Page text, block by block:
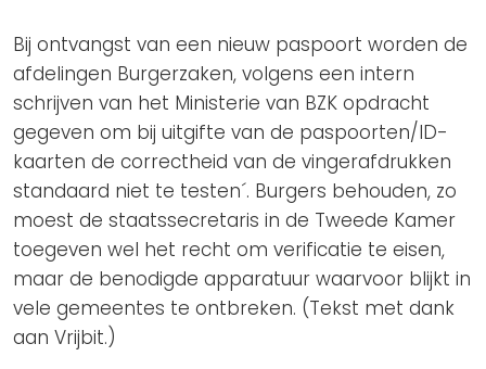
Privacybeleid
ANBI Status
Playlist
Bij ontvangst van een nieuw paspoort worden de
afdelingen Burgerzaken, volgens een intern
schrijven van het Ministerie van BZK opdracht
gegeven om bij uitgifte van de paspoorten/ID-
kaarten de correctheid van de vingerafdrukken
standaard niet te testen´. Burgers behouden, zo
moest de staatssecretaris in de Tweede Kamer
toegeven wel het recht om verificatie te eisen,
maar de benodigde apparatuur waarvoor blijkt in
vele gemeentes te ontbreken. (Tekst met dank
aan Vrijbit.)